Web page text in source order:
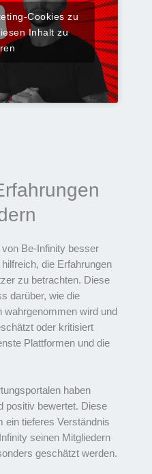
Cookies zu
Inhalt zu
Be-Infinity besser
die Erfahrungen
zu betrachten. Diese
darüber, wie die
wahrgenommen wird und
oder kritisiert
Plattformen und die
haben
positiv bewertet. Diese
ein tieferes Verständnis
seinen Mitgliedern
geschätzt werden.